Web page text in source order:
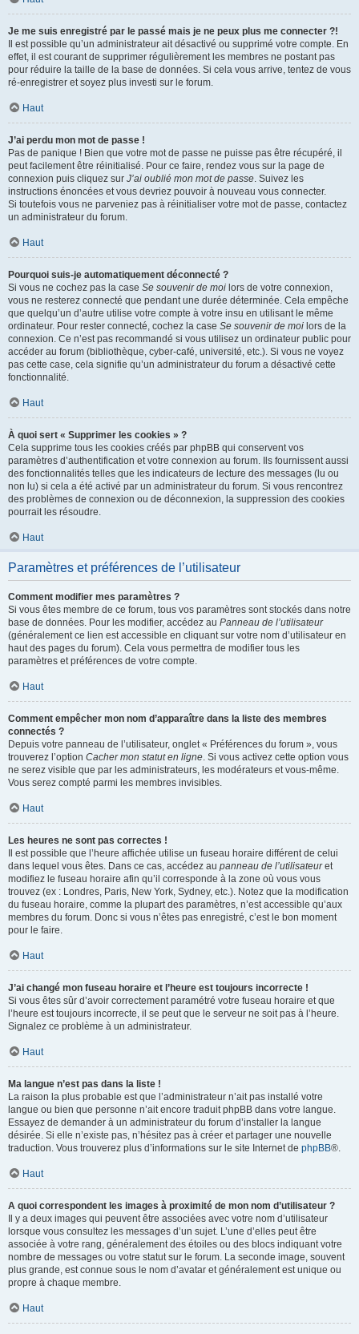
Je me suis enregistré par le passé mais je ne peux plus me connecter ?!
Il est possible qu’un administrateur ait désactivé ou supprimé votre compte. En
effet, il est courant de supprimer régulièrement les membres ne postant pas
pour réduire la taille de la base de données. Si cela vous arrive, tentez de vous
ré-enregistrer et soyez plus investi sur le forum.
Haut
J’ai perdu mon mot de passe !
Pas de panique ! Bien que votre mot de passe ne puisse pas être récupéré, il
peut facilement être réinitialisé. Pour ce faire, rendez vous sur la page de
connexion puis cliquez sur J’ai oublié mon mot de passe. Suivez les
instructions énoncées et vous devriez pouvoir à nouveau vous connecter.
Si toutefois vous ne parveniez pas à réinitialiser votre mot de passe, contactez
un administrateur du forum.
Haut
Pourquoi suis-je automatiquement déconnecté ?
Si vous ne cochez pas la case Se souvenir de moi lors de votre connexion,
vous ne resterez connecté que pendant une durée déterminée. Cela empêche
que quelqu’un d’autre utilise votre compte à votre insu en utilisant le même
ordinateur. Pour rester connecté, cochez la case Se souvenir de moi lors de la
connexion. Ce n’est pas recommandé si vous utilisez un ordinateur public pour
accéder au forum (bibliothèque, cyber-café, université, etc.). Si vous ne voyez
pas cette case, cela signifie qu’un administrateur du forum a désactivé cette
fonctionnalité.
Haut
À quoi sert « Supprimer les cookies » ?
Cela supprime tous les cookies créés par phpBB qui conservent vos
paramètres d’authentification et votre connexion au forum. Ils fournissent aussi
des fonctionnalités telles que les indicateurs de lecture des messages (lu ou
non lu) si cela a été activé par un administrateur du forum. Si vous rencontrez
des problèmes de connexion ou de déconnexion, la suppression des cookies
pourrait les résoudre.
Haut
Paramètres et préférences de l’utilisateur
Comment modifier mes paramètres ?
Si vous êtes membre de ce forum, tous vos paramètres sont stockés dans notre
base de données. Pour les modifier, accédez au Panneau de l’utilisateur
(généralement ce lien est accessible en cliquant sur votre nom d’utilisateur en
haut des pages du forum). Cela vous permettra de modifier tous les
paramètres et préférences de votre compte.
Haut
Comment empêcher mon nom d’apparaître dans la liste des membres
connectés ?
Depuis votre panneau de l’utilisateur, onglet « Préférences du forum », vous
trouverez l’option Cacher mon statut en ligne. Si vous activez cette option vous
ne serez visible que par les administrateurs, les modérateurs et vous-même.
Vous serez compté parmi les membres invisibles.
Haut
Les heures ne sont pas correctes !
Il est possible que l’heure affichée utilise un fuseau horaire différent de celui
dans lequel vous êtes. Dans ce cas, accédez au panneau de l’utilisateuret
modifiez le fuseau horaire afin qu’il corresponde à la zone où vous vous
trouvez (ex : Londres, Paris, New York, Sydney, etc.). Notez que la modification
du fuseau horaire, comme la plupart des paramètres, n’est accessible qu’aux
membres du forum. Donc si vous n’êtes pas enregistré, c’est le bon moment
pour le faire.
Haut
J’ai changé mon fuseau horaire et l’heure est toujours incorrecte !
Si vous êtes sûr d’avoir correctement paramétré votre fuseau horaire et que
l’heure est toujours incorrecte, il se peut que le serveur ne soit pas à l’heure.
Signalez ce problème à un administrateur.
Haut
Ma langue n’est pas dans la liste !
La raison la plus probable est que l’administrateur n’ait pas installé votre
langue ou bien que personne n’ait encore traduit phpBB dans votre langue.
Essayez de demander à un administrateur du forum d’installer la langue
désirée. Si elle n’existe pas, n’hésitez pas à créer et partager une nouvelle
traduction. Vous trouverez plus d’informations sur le site Internet de phpBB®.
Haut
A quoi correspondent les images à proximité de mon nom d’utilisateur ?
Il y a deux images qui peuvent être associées avec votre nom d’utilisateur
lorsque vous consultez les messages d’un sujet. L’une d’elles peut être
associée à votre rang, généralement des étoiles ou des blocs indiquant votre
nombre de messages ou votre statut sur le forum. La seconde image, souvent
plus grande, est connue sous le nom d’avatar et généralement est unique ou
propre à chaque membre.
Haut